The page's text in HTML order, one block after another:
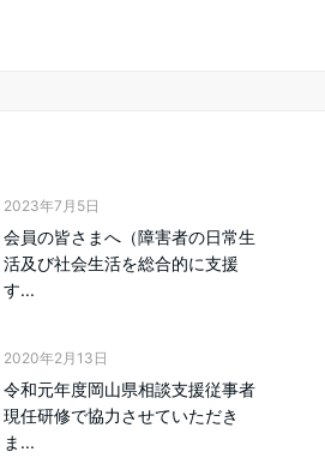
2023年7月5日
会員の皆さまへ（障害者の日常生
活及び社会生活を総合的に支援
す...
2020年2月13日
令和元年度岡山県相談支援従事者
現任研修で協力させていただき
ま...